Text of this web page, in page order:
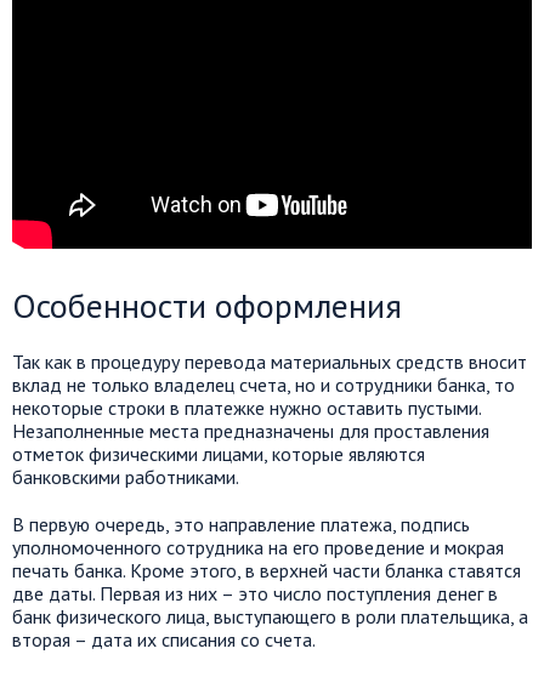
Особенности оформления
Так как в процедуру перевода материальных средств вносит
вклад не только владелец счета, но и сотрудники банка, то
некоторые строки в платежке нужно оставить пустыми.
Незаполненные места предназначены для проставления
отметок физическими лицами, которые являются
банковскими работниками.
В первую очередь, это направление платежа, подпись
уполномоченного сотрудника на его проведение и мокрая
печать банка. Кроме этого, в верхней части бланка ставятся
две даты. Первая из них – это число поступления денег в
банк физического лица, выступающего в роли плательщика, а
вторая – дата их списания со счета.